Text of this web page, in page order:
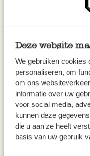
Deze website
We gebruiken cookies
personaliseren, om
om ons
informatie over uw
voor social media,
kunnen deze
die u aan ze heeft
basis van uw gebruik
Chemin de table, coton